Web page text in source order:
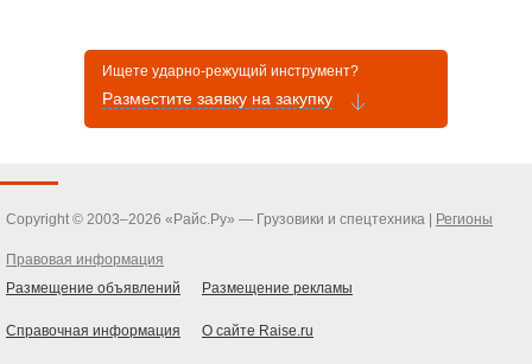
Ищете ударно-режущий инструмент?
Разместите заявку на закупку
Copyright © 2003–2026 «Райс.Ру» — Грузовики и спецтехника | Регионы
Правовая информация
Размещение объявлений
Размещение рекламы
Справочная информация О сайте Raise.ru